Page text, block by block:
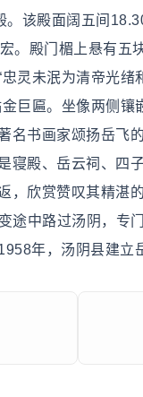
该殿面阔五间
。殿门楣上悬有五
忠灵未泯为清帝光
巨匾。坐像两侧
名书画家颂扬岳飞
寝殿、岳云祠、四
，欣赏赞叹其精湛
途中路过汤阴，专
年，汤阴县建立